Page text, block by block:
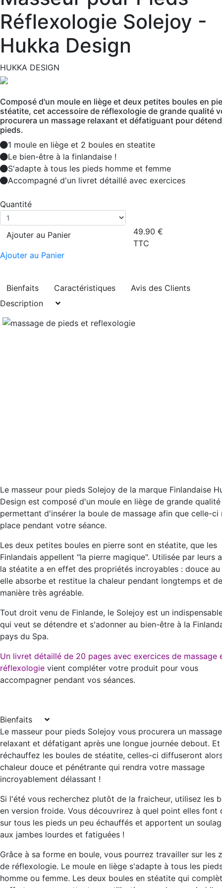
Réflexologie Solejoy -
Hukka Design
HUKKA DESIGN
Composé d'un moule en liège et deux petites boules en
stéatite, cet accessoire de réflexologie de grande qualité
procurera un massage relaxant et défatiguant pour
pieds.
1 moule en liège et 2 boules en steatite
Le bien-être à la finlandaise !
S'adapte à tous les pieds homme et femme
Accompagné d'un livret détaillé avec exercices
Quantité
Ajouter au Panier
Ajouter au Panier
49.90 €
TTC
Bienfaits Caractéristiques
Avis des Clients
Description
Le masseur pour pieds Solejoy de la marque Finlandaise
Design est composé d'un moule en liège de grande qualité
permettant d'insérer la boule de massage afin que celle-ci
place pendant votre séance.
Les deux petites boules en pierre sont en stéatite, que les
Finlandais appellent "la pierre magique". Utilisée par leurs
la stéatite a en effet des propriétés incroyables : douce
elle absorbe et restitue la chaleur pendant longtemps et de
manière très agréable.
Tout droit venu de Finlande, le Solejoy est un
qui veut se détendre et s'adonner au bien-être à la
pays du Spa.
Un livret détaillé de 20 pages avec exercices de massage
réflexologie vient compléter votre produit pour vous
accompagner pendant vos séances.
Bienfaits
Le masseur pour pieds Solejoy vous procurera un massage
relaxant et défatigant après une longue journée debout.
réchauffez les boules de stéatite, celles-ci diffuseront
chaleur douce et pénétrante qui rendra votre massage
incroyablement délassant !
Si l'été vous recherchez plutôt de la fraicheur, utilisez les
en version froide. Vous découvrirez à quel point elles font
sur tous les pieds un peu échauffés et apportent un
aux jambes lourdes et fatiguées !
Grâce à sa forme en boule, vous pourrez travailler sur les
de réflexologie. Le moule en liège s'adapte à tous les
homme ou femme. Les deux boules en stéatite qui